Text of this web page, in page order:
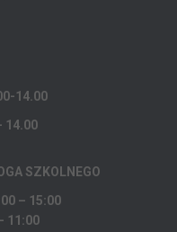
14.00
14.00
SZKOLNEGO
– 15:00
11:00